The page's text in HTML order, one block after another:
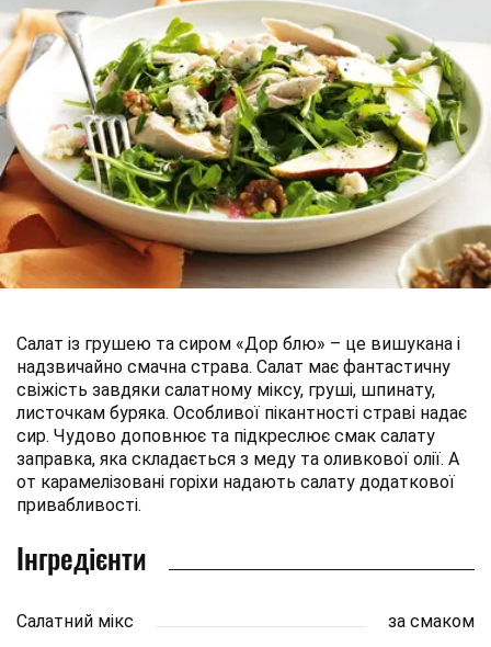
Салат із грушею та сиром «Дор блю» – це вишукана і
надзвичайно смачна страва. Салат має фантастичну
свіжість завдяки салатному міксу, груші, шпинату,
листочкам буряка. Особливої пікантності страві надає
сир. Чудово доповнює та підкреслює смак салату
заправка, яка складається з меду та оливкової олії. А
от карамелізовані горіхи надають салату додаткової
привабливості.
Інгредієнти
Салатний мікс
за смаком